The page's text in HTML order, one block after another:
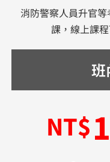
消防警察人員升官
課，線上課
班
NT$